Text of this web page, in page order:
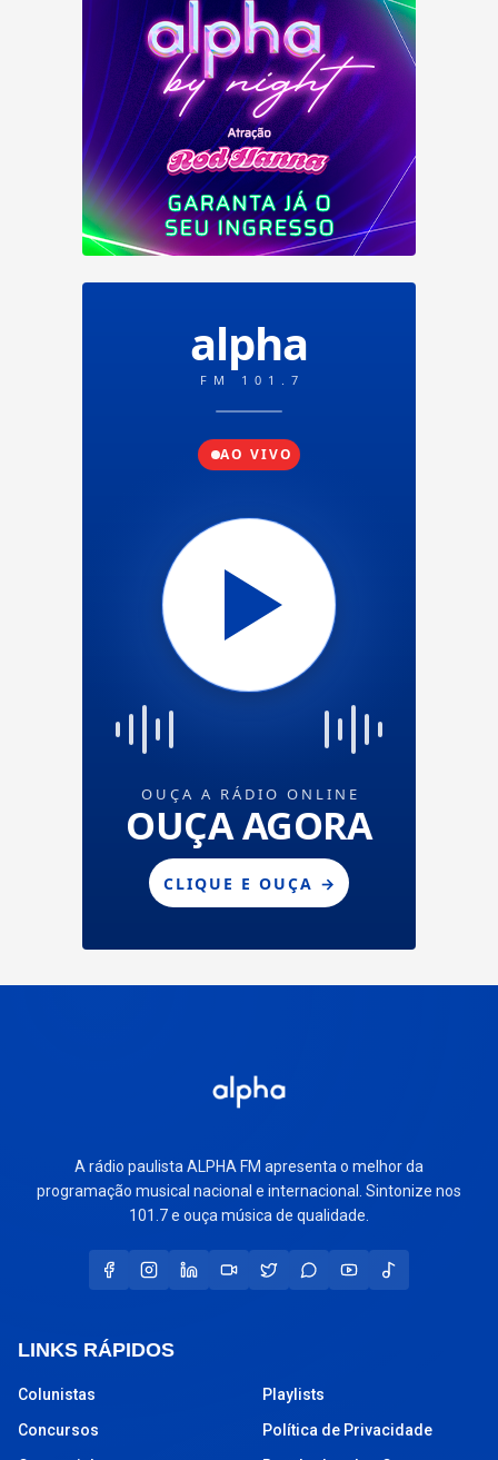
A rádio paulista ALPHA FM apresenta o melhor da
programação musical nacional e internacional. Sintonize nos
101.7 e ouça música de qualidade.
LINKS RÁPIDOS
Colunistas
Concursos
Playlists
Política de Privacidade